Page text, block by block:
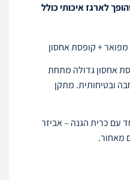
לארגז איכותי כולל
מפואר + קופסת אחסון
אחסון גדולה מתחת
ובטיחותית. מתקן
עם כרית הגנה – אביזר
מאחור.